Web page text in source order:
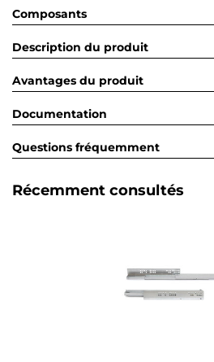
Composants
Description du produit
Avantages du produit
Documentation
Questions fréquemment
Récemment consultés